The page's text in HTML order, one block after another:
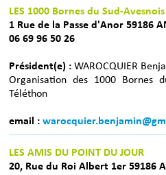
LES 1000 Bornes du Sud-Avesnois
1 Rue de la Passe d'Anor 59186
06 69 96 50 26
Président(e) : WAROCQUIER
Organisation des 1000 Bornes
Téléthon
email :
LES AMIS DU POINT DU JOUR
20, Rue du Roi Albert 1er 59186